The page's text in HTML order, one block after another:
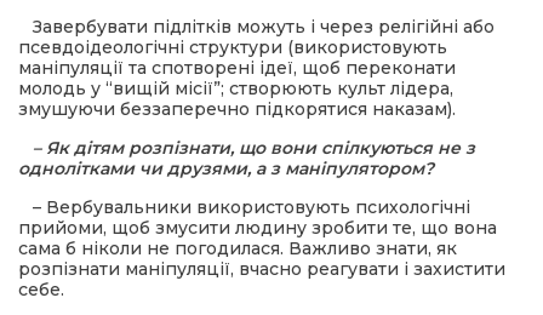
Завербувати підлітків можуть і через релігійні або
псевдоідеологічні структури (використовують
маніпуляції та спотворені ідеї, щоб переконати
молодь у “вищій місії”; створюють культ лідера,
змушуючи беззаперечно підкорятися наказам).
– Як дітям розпізнати, що вони спілкуються не з
однолітками чи друзями, а з маніпулятором?
– Вербувальники використовують психологічні
прийоми, щоб змусити людину зробити те, що вона
сама б ніколи не погодилася. Важливо знати, як
розпізнати маніпуляції, вчасно реагувати і захистити
себе.